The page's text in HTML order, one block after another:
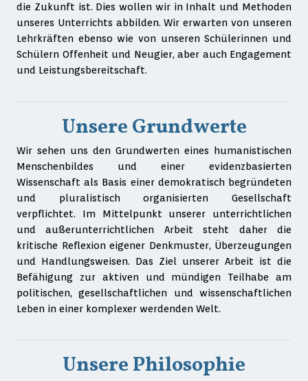
die Zukunft ist. Dies wollen wir in Inhalt und Methoden
unseres Unterrichts abbilden. Wir erwarten von unseren
Lehrkräften ebenso wie von unseren Schülerinnen und
Schülern Offenheit und Neugier, aber auch Engagement
und Leistungsbereitschaft.
Unsere Grundwerte
Wir sehen uns den Grundwerten eines humanistischen
Menschenbildes und einer evidenzbasierten
Wissenschaft als Basis einer demokratisch begründeten
und pluralistisch organisierten Gesellschaft
verpflichtet. Im Mittelpunkt unserer unterrichtlichen
und außerunterrichtlichen Arbeit steht daher die
kritische Reflexion eigener Denkmuster, Überzeugungen
und Handlungsweisen. Das Ziel unserer Arbeit ist die
Befähigung zur aktiven und mündigen Teilhabe am
politischen, gesellschaftlichen und wissenschaftlichen
Leben in einer komplexer werdenden Welt.
Unsere Philosophie